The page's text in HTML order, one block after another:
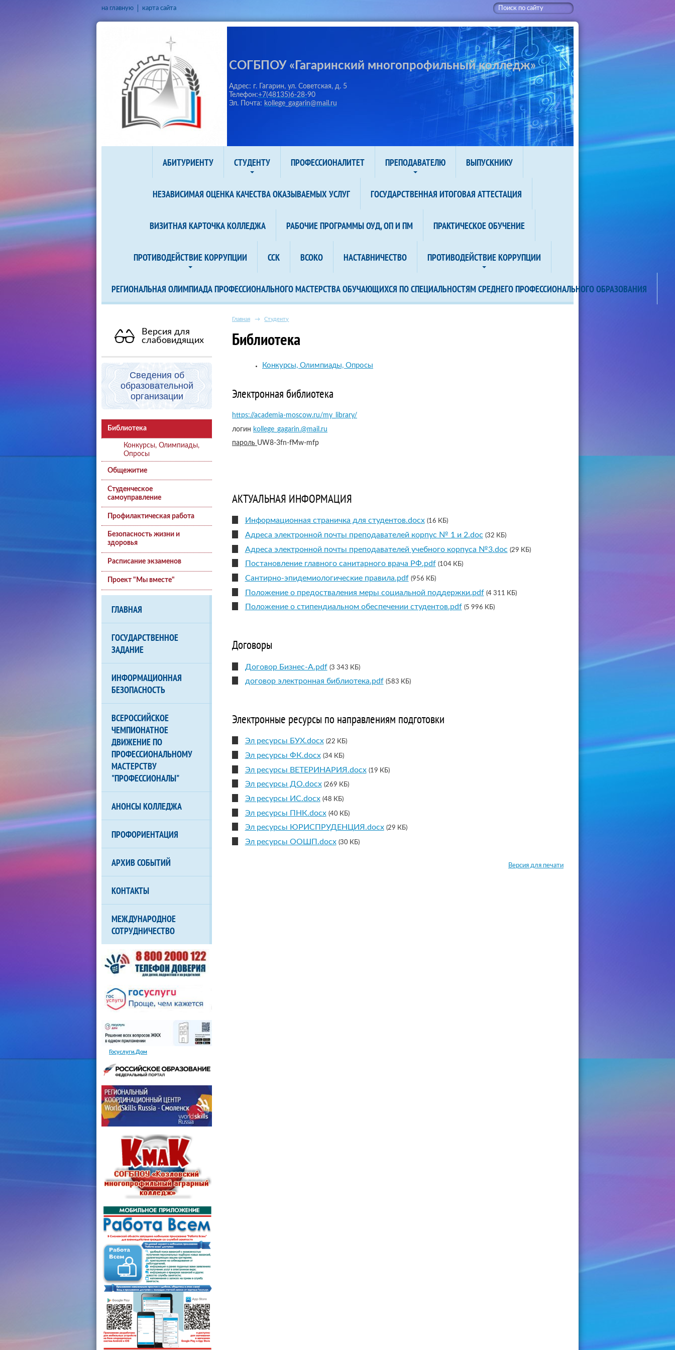
на главную карта сайта
СОГБПОУ «Гагаринский многопрофильный колледж»
Адрес: г. Гагарин, ул. Советская, д. 5
Телефон:+7(48135)6-28-90
Эл. Почта: kollege_gagarin@mail.ru
АБИТУРИЕНТУ СТУДЕНТУ ПРОФЕССИОНАЛИТЕТ ПРЕПОДАВАТЕЛЮ ВЫПУСКНИКУ
НЕЗАВИСИМАЯ ОЦЕНКА КАЧЕСТВА ОКАЗЫВАЕМЫХ УСЛУГ ГОСУДАРСТВЕННАЯ ИТОГОВАЯ АТТЕСТАЦИЯ
ВИЗИТНАЯ КАРТОЧКА КОЛЛЕДЖА РАБОЧИЕ ПРОГРАММЫ ОУД, ОП И ПМ ПРАКТИЧЕСКОЕ ОБУЧЕНИЕ
ПРОТИВОДЕЙСТВИЕ КОРРУПЦИИ ССК ВСОКО НАСТАВНИЧЕСТВО ПРОТИВОДЕЙСТВИЕ КОРРУПЦИИ
РЕГИОНАЛЬНАЯ ОЛИМПИАДА ПРОФЕССИОНАЛЬНОГО МАСТЕРСТВА ОБУЧАЮЩИХСЯ ПО СПЕЦИАЛЬНОСТЯМ СРЕДНЕГО ПРОФЕССИОНАЛЬНОГО ОБРАЗОВАНИЯ
Версия для
слабовидящих
Сведения об
образовательной
организации
Библиотека
Конкурсы, Олимпиады,
Опросы
Общежитие
Студенческое
самоуправление
Профилактическая работа
Безопасность жизни и
здоровья
Расписание экзаменов
Проект "Мы вместе"
ГЛАВНАЯ
ГОСУДАРСТВЕННОЕ
ЗАДАНИЕ
ИНФОРМАЦИОННАЯ
БЕЗОПАСНОСТЬ
ВСЕРОССИЙСКОЕ
ЧЕМПИОНАТНОЕ
ДВИЖЕНИЕ ПО
ПРОФЕССИОНАЛЬНОМУ
МАСТЕРСТВУ
"ПРОФЕССИОНАЛЫ"
АНОНСЫ КОЛЛЕДЖА
ПРОФОРИЕНТАЦИЯ
АРХИВ СОБЫТИЙ
КОНТАКТЫ
МЕЖДУНАРОДНОЕ
СОТРУДНИЧЕСТВО
Госуслуги.Дом
Главная → Студенту
Библиотека
Конкурсы, Олимпиады, Опросы
Электронная библиотека
https://academia-moscow.ru/my_library/
логин kollege_gagarin.@mail.ru
пароль UW8-3fn-fMw-mfp
АКТУАЛЬНАЯ ИНФОРМАЦИЯ
Информационная страничка для студентов.docx (16 КБ)
Адреса электронной почты преподавателей корпус № 1 и 2.doc (32 КБ)
Адреса электронной почты преподавателей учебного корпуса №3.doc (29 КБ)
Постановление главного санитарного врача РФ.pdf (104 КБ)
Сантирно-эпидемиологические правила.pdf (956 КБ)
Положение о предостваления меры социальной поддержки.pdf (4 311 КБ)
Положение о стипендиальном обеспечении студентов.pdf (5 996 КБ)
Договоры
Договор Бизнес-А.pdf (3 343 КБ)
договор электронная библиотека.pdf (583 КБ)
Электронные ресурсы по направлениям подготовки
Эл ресурсы БУХ.docx (22 КБ)
Эл ресурсы ФК.docx (34 КБ)
Эл ресурсы ВЕТЕРИНАРИЯ.docx (19 КБ)
Эл ресурсы ДО.docx (269 КБ)
Эл ресурсы ИС.docx (48 КБ)
Эл ресурсы ПНК.docx (40 КБ)
Эл ресурсы ЮРИСПРУДЕНЦИЯ.docx (29 КБ)
Эл ресурсы ООШП.docx (30 КБ)
Версия для печати